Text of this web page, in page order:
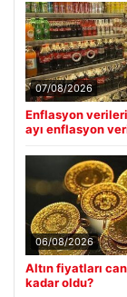
07/08/2026
Enflasyon
ayı enflasyon
06/08/2026
Altın fiyatları
kadar oldu?